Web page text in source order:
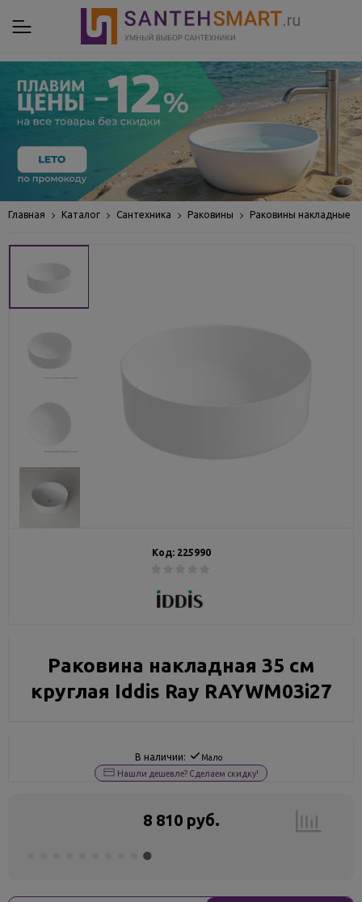
Главная Каталог Сантехника Раковины Раковины накладные
Код: 225990
Раковина накладная 35 см
круглая Iddis Ray RAYWM03i27
В наличии: Мало
Нашли дешевле? Сделаем скидку!
8 810 руб.